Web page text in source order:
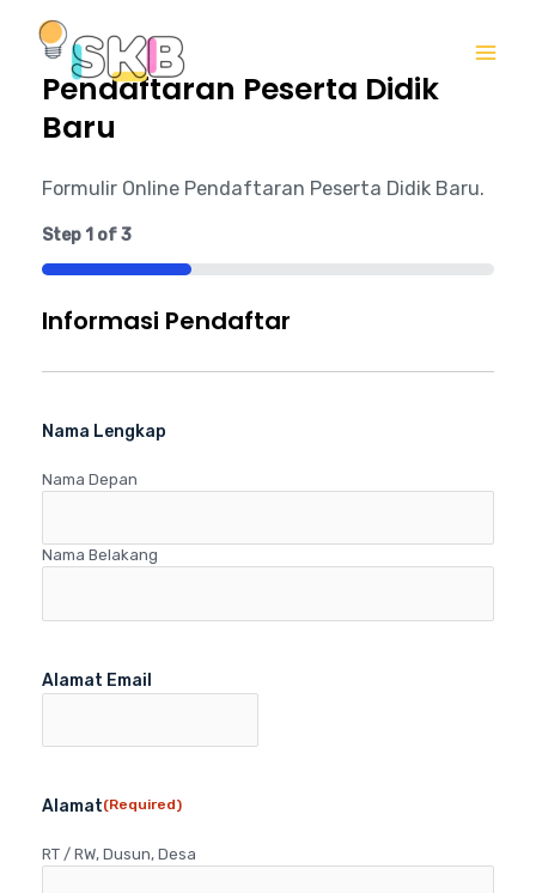
Lewati
kontenPendaftaran Peserta Didik
Baru
Formulir Online Pendaftaran Peserta Didik Baru.
Step 1 of3
33%
Informasi Pendaftar
Nama Lengkap
Nama Depan
Nama Belakang
Alamat Email
Alamat(Required)
RT / RW, Dusun, Desa